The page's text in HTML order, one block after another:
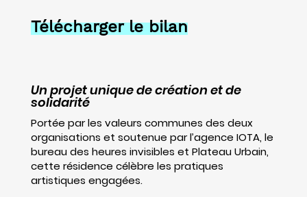
Télécharger le bilan
Un projet unique de création et de
solidarité
Portée par les valeurs communes des deux
organisations et soutenue par l’agence IOTA, le
bureau des heures invisibles et Plateau Urbain,
cette résidence célèbre les pratiques
artistiques engagées.